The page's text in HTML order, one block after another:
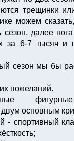
трещинки
можем
далее
за 6-7 тысяч и
сезон мы бы
пожеланий.
основным
- спортивный